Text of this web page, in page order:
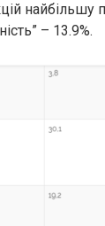
найбільшу
– 13.9%.